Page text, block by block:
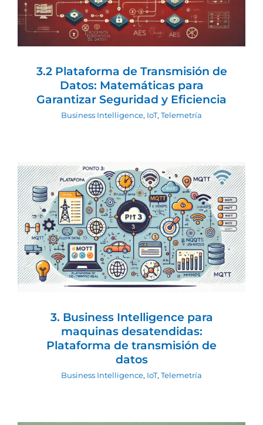
Business Intelligence IoT Telemetría
3.2 Plataforma de Transmisión de
Datos: Matemáticas para
Garantizar Seguridad y Eficiencia
Business Intelligence, IoT, Telemetría
3. Business Intelligence para maquinas
desatendidas: Plataforma de
transmisión de datos
Business Intelligence IoT Telemetría
3. Business Intelligence para
maquinas desatendidas:
Plataforma de transmisión de
datos
Business Intelligence, IoT, Telemetría